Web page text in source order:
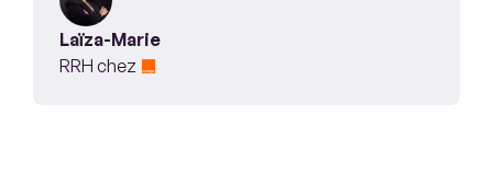
Laïza-Marie
RRH chez